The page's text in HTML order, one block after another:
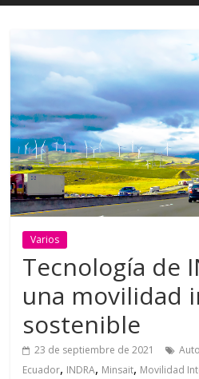
Varios
Tecnología de
una movilidad
sostenible
23 de septiembre de 2021
Ecuador, INDRA, Minsait, Movilidad